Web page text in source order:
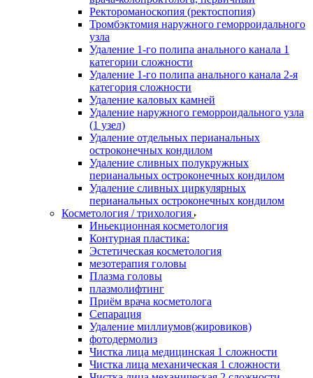
Ректороманоскопия (ректоспопия)
Тромбэктомия наружного геморроидального
узла
Удаление 1-го полипа анального канала 1
категории сложности
Удаление 1-го полипа анального канала 2-я
категория сложности
Удаление каловых камней
Удаление наружного геморроидального узла
(1 узел)
Удаление отдельных перианальных
остроконечных кондилом
Удаление сливных полукружных
перианальных остроконечных кондилом
Удаление сливных циркулярных
перианальных остроконечных кондилом
Косметология / трихология
Иньекционная косметология
Контурная пластика:
Эстетическая косметология
мезотерапия головы
Плазма головы
плазмолифтинг
Приём врача косметолога
Сепарация
Удаление миллиумов(жировиков)
фотодермолиз
Чистка лица медицинская 1 сложности
Чистка лица механическая 1 сложности